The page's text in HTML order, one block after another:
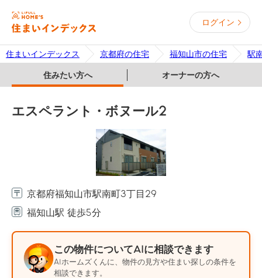
ログイン
住まいインデックス 京都府の住宅 福知山市の住宅 駅
住みたい方へ オーナーの方へ
エスペラント・ボヌール2
京都府福知山市駅南町3丁目29
福知山駅 徒歩5分
この物件についてAIに相談できます
AIホームズくんに、物件の見方や住まい探しの条件を
相談できます。